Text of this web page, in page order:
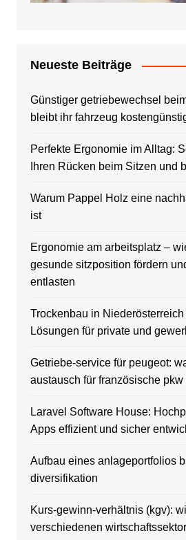
Neueste Beiträge
Günstiger getriebewechsel
bleibt ihr fahrzeug
Perfekte Ergonomie im Alltag:
Ihren Rücken beim Sitzen und
Warum Pappel Holz eine
ist
Ergonomie am arbeitsplatz –
gesunde sitzposition fördern
entlasten
Trockenbau in
Lösungen für private und
Getriebe-service für peugeot:
austausch für französische pkw
Laravel Software House:
Apps effizient und sicher
Aufbau eines anlageportfolios
diversifikation
Kurs-gewinn-verhältnis (kgv):
verschiedenen